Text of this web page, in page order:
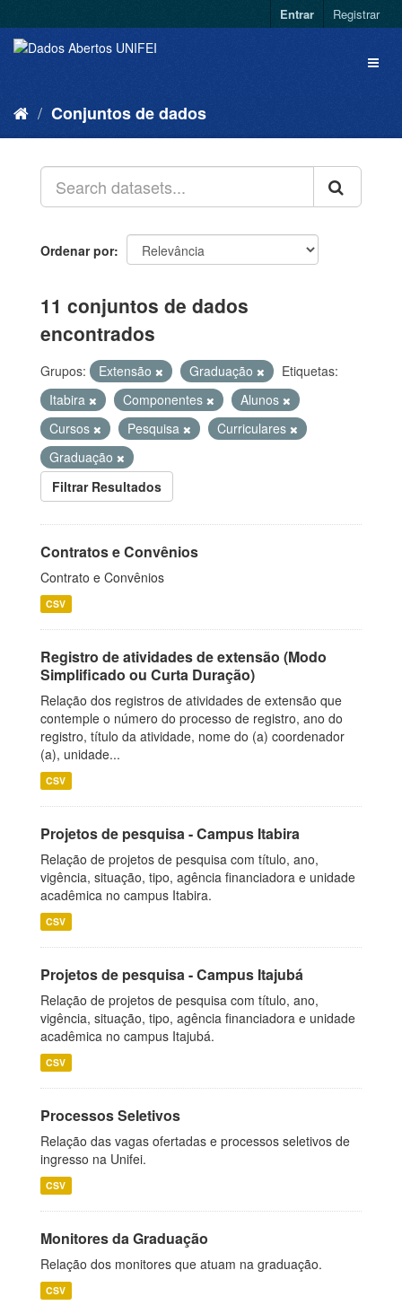
Entrar Registrar
Conjuntos de dados
Ordenar por
11 conjuntos de dados
encontrados
Grupos: Extensão Graduação
Etiquetas:
Itabira
Componentes
Alunos
Cursos
Pesquisa
Curriculares
Graduação
Filtrar Resultados
Contratos e Convênios
Contrato e Convênios
CSV
Registro de atividades de extensão (Modo
Simplificado ou Curta Duração)
Relação dos registros de atividades de extensão que
contemple o número do processo de registro, ano do
registro, título da atividade, nome do (a) coordenador
(a), unidade...
CSV
Projetos de pesquisa - Campus Itabira
Relação de projetos de pesquisa com título, ano,
vigência, situação, tipo, agência financiadora e unidade
acadêmica no campus Itabira.
CSV
Projetos de pesquisa - Campus Itajubá
Relação de projetos de pesquisa com título, ano,
vigência, situação, tipo, agência financiadora e unidade
acadêmica no campus Itajubá.
CSV
Processos Seletivos
Relação das vagas ofertadas e processos seletivos de
ingresso na Unifei.
CSV
Monitores da Graduação
Relação dos monitores que atuam na graduação.
CSV